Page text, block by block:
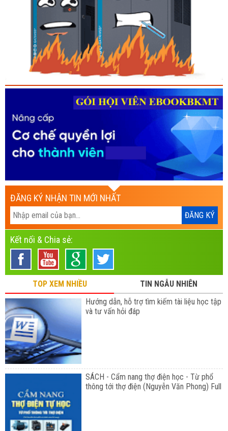
ĐĂNG KÝ NHẬN TIN MỚI NHẤT
Kết nối & Chia sẻ:
TOP XEM NHIỀU
TIN NGẪU NHIÊN
Hướng dẫn, hỗ trợ tìm kiếm tài liệu học tập
và tư vấn hỏi đáp
SÁCH - Cẩm nang thợ điện học - Từ phổ
thông tới thợ điện (Nguyễn Văn Phong) Full